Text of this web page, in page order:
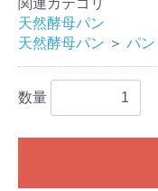
天然酵母パン
天然酵母パン ＞ パン
数量